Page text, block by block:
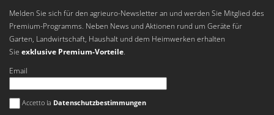
Melden Sie sich für den agrieuro-Newsletter an und werden Sie Mitglied des
Premium-Programms. Neben News und Aktionen rund um Geräte für
Garten, Landwirtschaft, Haushalt und dem Heimwerken erhalten
Sie exklusive Premium-Vorteile.
Email
Es ist ein Fehler aufgetreten
Accetto la Datenschutzbestimmungen